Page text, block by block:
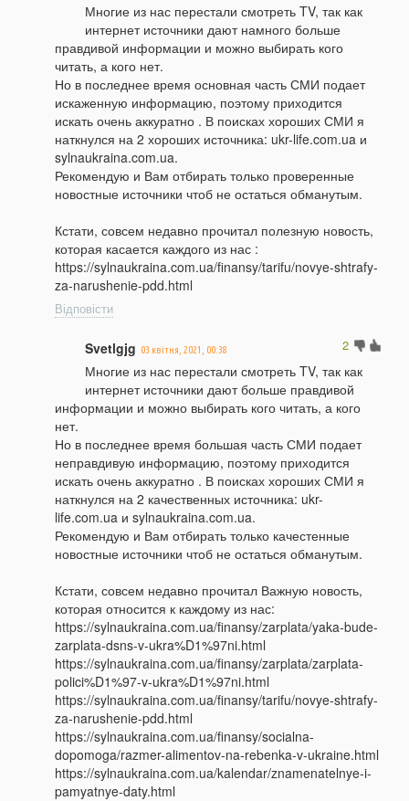
Многие из нас перестали смотреть TV, так как
интернет источники дают намного больше
правдивой информации и можно выбирать кого
читать, а кого нет.
Но в последнее время основная часть СМИ подает
искаженную информацию, поэтому приходится
искать очень аккуратно . В поисках хороших СМИ я
наткнулся на 2 хороших источника: ukr-life.com.ua и
sylnaukraina.com.ua.
Рекомендую и Вам отбирать только проверенные
новостные источники чтоб не остаться обманутым.
Кстати, совсем недавно прочитал полезную новость,
которая касается каждого из нас :
https://sylnaukraina.com.ua/finansy/tarifu/novye-shtrafy-
za-narushenie-pdd.html
Відповісти
2
Svetlgjg 03 квітня, 2021, 00:38
Многие из нас перестали смотреть TV, так как
интернет источники дают больше правдивой
информации и можно выбирать кого читать, а кого
нет.
Но в последнее время большая часть СМИ подает
неправдивую информацию, поэтому приходится
искать очень аккуратно . В поисках хороших СМИ я
наткнулся на 2 качественных источника: ukr-
life.com.ua и sylnaukraina.com.ua.
Рекомендую и Вам отбирать только качестенные
новостные источники чтоб не остаться обманутым.
Кстати, совсем недавно прочитал Важную новость,
которая относится к каждому из нас:
https://sylnaukraina.com.ua/finansy/zarplata/yaka-bude-
zarplata-dsns-v-ukra%D1%97ni.html
https://sylnaukraina.com.ua/finansy/zarplata/zarplata-
polici%D1%97-v-ukra%D1%97ni.html
https://sylnaukraina.com.ua/finansy/tarifu/novye-shtrafy-
za-narushenie-pdd.html
https://sylnaukraina.com.ua/finansy/socialna-
dopomoga/razmer-alimentov-na-rebenka-v-ukraine.html
https://sylnaukraina.com.ua/kalendar/znamenatelnye-i-
pamyatnye-daty.html